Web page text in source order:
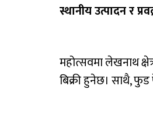
स्थानीय उत्पादन र
महोत्सवमा लेखनाथ
बिक्री हुनेछ। साथै, फुड